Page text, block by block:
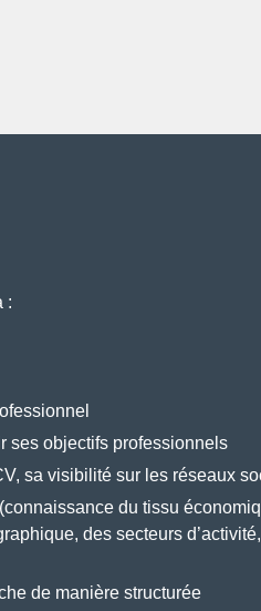
:
ses objectifs professionnels
sa visibilité sur les réseaux
du tissu
des secteurs
de manière structurée